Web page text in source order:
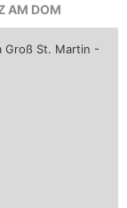
AM DOM
Groß St. Martin -